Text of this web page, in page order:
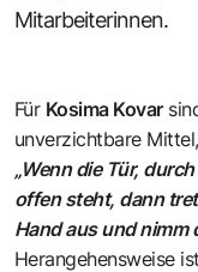
Mitarbeiterinnen.
Für Kosima Kovar
unverzichtbare
„Wenn die Tür,
offen steht, dann
Hand aus und nimm
Herangehensweise